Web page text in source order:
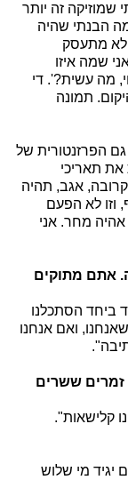
זה יותר
הבנתי שהיה
לא מתעסק
שמה איזו
מה עשית?'. די
תמונה
גם הפרזנטורית של
תאריכי
אגב, תהיה
וזו לא הפעם
אהיה מחר. אני
אתם מתוקים
ביחד הסתכלנו
ואם אנחנו
ששרים
קלישאות".
יגיד מי שלוש